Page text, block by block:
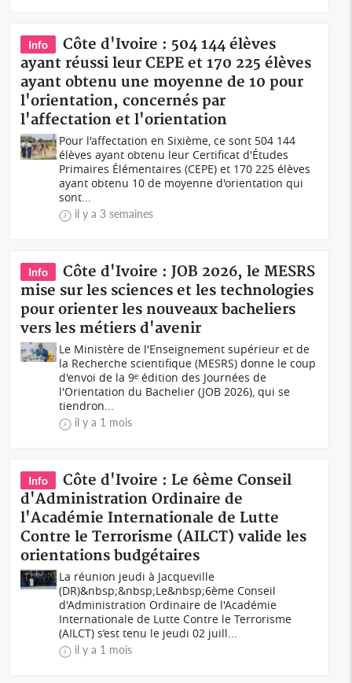
Info
Côte d'Ivoire : 504 144 élèves
ayant réussi leur CEPE et 170 225 élèves
ayant obtenu une moyenne de 10 pour
l'orientation, concernés par
l'affectation et l'orientation
Pour l'affectation en Sixième, ce sont 504 144
élèves ayant obtenu leur Certificat d'Études
Primaires Élémentaires (CEPE) et 170 225 élèves
ayant obtenu 10 de moyenne d'orientation qui
sont...
il y a 3 semaines
Info
Côte d'Ivoire : JOB 2026, le MESRS
mise sur les sciences et les technologies
pour orienter les nouveaux bacheliers
vers les métiers d'avenir
Le Ministère de l'Enseignement supérieur et de
la Recherche scientifique (MESRS) donne le coup
d'envoi de la 9ᵉ édition des Journées de
l'Orientation du Bachelier (JOB 2026), qui se
tiendron...
il y a 1 mois
Info
Côte d'Ivoire : Le 6ème Conseil
d'Administration Ordinaire de
l'Académie Internationale de Lutte
Contre le Terrorisme (AILCT) valide les
orientations budgétaires
La réunion jeudi à Jacqueville
(DR)&nbsp;&nbsp;Le&nbsp;6ème Conseil
d'Administration Ordinaire de l'Académie
Internationale de Lutte Contre le Terrorisme
(AILCT) s’est tenu le jeudi 02 juill...
il y a 1 mois